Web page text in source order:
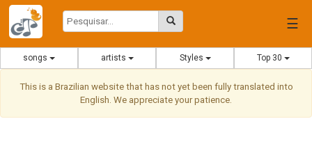
☰
songs artists Styles Top 30
This is a Brazilian website that has not yet been fully translated into
English. We appreciate your patience.